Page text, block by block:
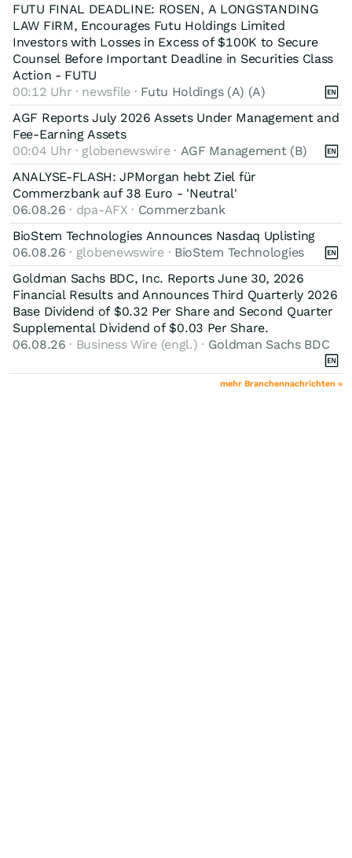
FUTU FINAL DEADLINE: ROSEN, A LONGSTANDING
LAW FIRM, Encourages Futu Holdings Limited
Investors with Losses in Excess of $100K to Secure
Counsel Before Important Deadline in Securities Class
Action - FUTU
00:12 Uhr · newsfile · Futu Holdings (A) (A)
AGF Reports July 2026 Assets Under Management and
Fee-Earning Assets
00:04 Uhr · globenewswire · AGF Management (B)
ANALYSE-FLASH: JPMorgan hebt Ziel für
Commerzbank auf 38 Euro - 'Neutral'
06.08.26 · dpa-AFX · Commerzbank
BioStem Technologies Announces Nasdaq Uplisting
06.08.26 · globenewswire · BioStem Technologies
Goldman Sachs BDC, Inc. Reports June 30, 2026
Financial Results and Announces Third Quarterly 2026
Base Dividend of $0.32 Per Share and Second Quarter
Supplemental Dividend of $0.03 Per Share.
06.08.26 · Business Wire (engl.) · Goldman Sachs BDC
mehr Branchennachrichten »